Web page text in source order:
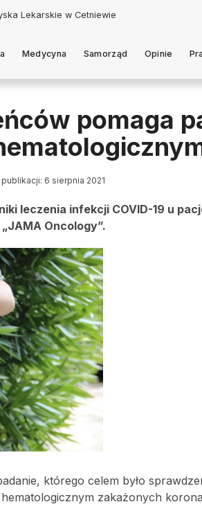
za króliczkiem
Medycyna Samorząd Opinie
pomaga
publikacji: 6 sierpnia 2021
leczenia infekcji COVID-19 u
Oncology”.
którego celem było
zakażonych